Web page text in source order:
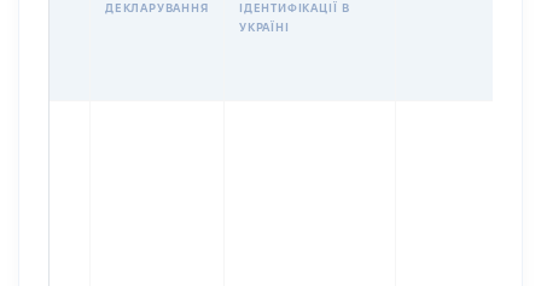
ДЕКЛАРУВАННЯ
ІДЕНТИФІКАЦІЇ В
УКРАЇНІ